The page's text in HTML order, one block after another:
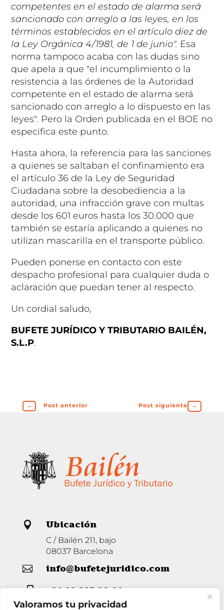
Valoramos tu privacidad
competentes en el estado de alarma será
sancionado con arreglo a las leyes, en los
términos establecidos en el artículo diez de
la Ley Orgánica 4/1981, de 1 de junio". Esa
norma tampoco acaba con las dudas sino
que apela a que "el incumplimiento o la
resistencia a las órdenes de la Autoridad
competente en el estado de alarma será
sancionado con arreglo a lo dispuesto en las
leyes". Pero la Orden publicada en el BOE no
especifica este punto.
Hasta ahora, la referencia para las sanciones
a quienes se saltaban el confinamiento era
el artículo 36 de la Ley de Seguridad
Ciudadana sobre la desobediencia a la
autoridad, una infracción grave con multas
desde los 601 euros hasta los 30.000 que
también se estaría aplicando a quienes no
utilizan mascarilla en el transporte público.
Pueden ponerse en contacto con este
despacho profesional para cualquier duda o
aclaración que puedan tener al respecto.
Un cordial saludo,
BUFETE JURÍDICO Y TRIBUTARIO BAILÉN,
S.L.P.
← Post anterior Post siguiente →
 Ubicación
C / Bailén 211, bajo
08037 Barcelona
 info@bufetejuridico.com
 +34 93 285 80 94